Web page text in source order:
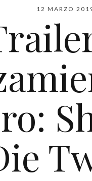
12 MARZO